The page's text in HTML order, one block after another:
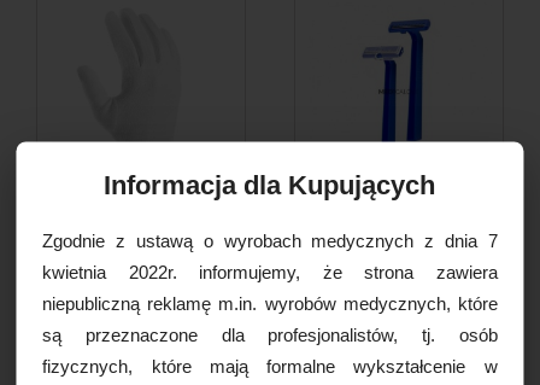
para
DO KOSZYKA
dwuostrzowa, 1szt.
DO KOSZYKA
Informacja dla Kupujących
Zgodnie z ustawą o wyrobach medycznych z dnia 7
kwietnia 2022r. informujemy, że strona zawiera
niepubliczną reklamę m.in. wyrobów medycznych, które
są przeznaczone dla profesjonalistów, tj. osób
fizycznych, które mają formalne wykształcenie w